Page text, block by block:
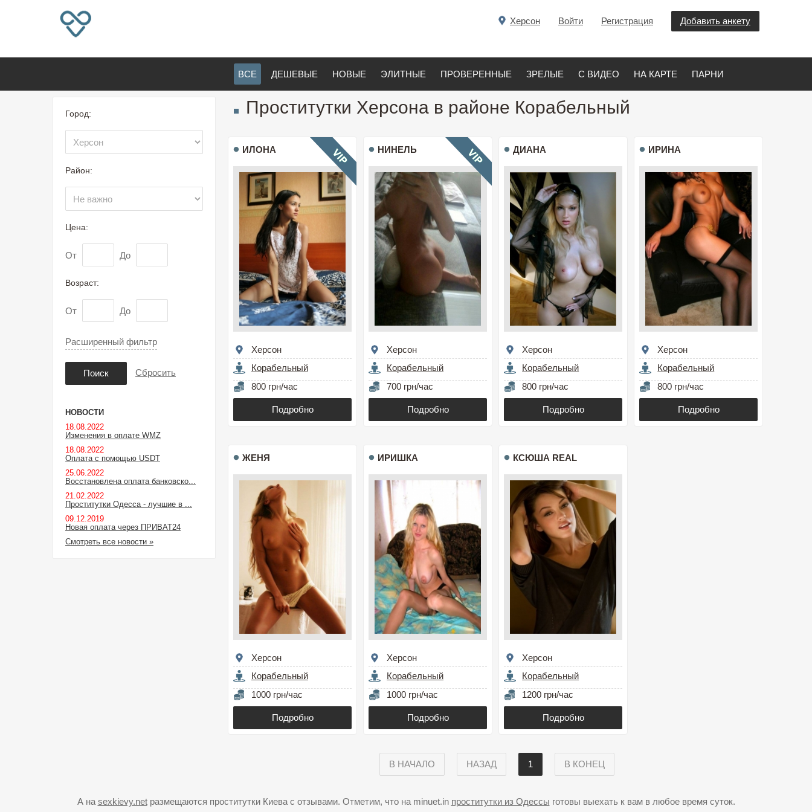
Добавить анкету
Регистрация
Войти
Херсон
ВСЕ ДЕШЕВЫЕ НОВЫЕ ЭЛИТНЫЕ ПРОВЕРЕННЫЕ ЗРЕЛЫЕ С ВИДЕО НА КАРТЕ ПАРНИ
Проститутки Херсона в районе Корабельный
ИЛОНА
Херсон
Корабельный
800 грн/час
Подробно
НИНЕЛЬ
Херсон
Корабельный
700 грн/час
Подробно
ДИАНА
Херсон
Корабельный
800 грн/час
Подробно
ИРИНА
Херсон
Корабельный
800 грн/час
Подробно
ЖЕНЯ
Херсон
Корабельный
1000 грн/час
Подробно
ИРИШКА
Херсон
Корабельный
1000 грн/час
Подробно
КСЮША REAL
Херсон
Корабельный
1200 грн/час
Подробно
В НАЧАЛО НАЗАД 1 В КОНЕЦ
Город:
Район:
Цена:
От До
Возраст:
От До
Расширенный фильтр
Поиск Сбросить
НОВОСТИ
18.08.2022
Изменения в оплате WMZ
18.08.2022
Оплата с помощью USDT
25.06.2022
Восстановлена оплата банковско...
21.02.2022
Проститутки Одесса - лучшие в ...
09.12.2019
Новая оплата через ПРИВАТ24
Смотреть все новости »
А на sexkievy.netразмещаются проститутки Киева с отзывами. Отметим, что на minuet.in проститутки из Одессы готовы выехать к вам в любое время суток.